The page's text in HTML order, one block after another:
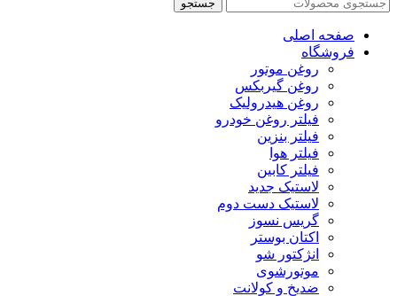
جستجو
صفحه اصلی
فروشگاه
روغن موتور
روغن گیربکس
روغن هیدرولیک
فیلتر روغن خودرو
فیلتر بنزین
فیلتر هوا
فیلتر کابین
لاستیک جدید
لاستیک دست دوم
گریس نسوز
اکتان بوستر
انژکتور شو
موتورشوی
ضدیخ و کولانت